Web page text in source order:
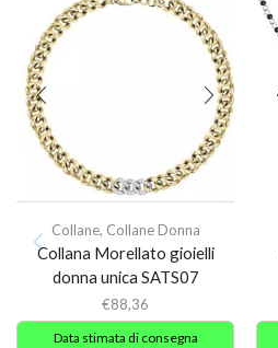
Collane, Collane Donna
Collana Morellato gioielli
donna unica SATS07
€88,36
Data stimata di consegna